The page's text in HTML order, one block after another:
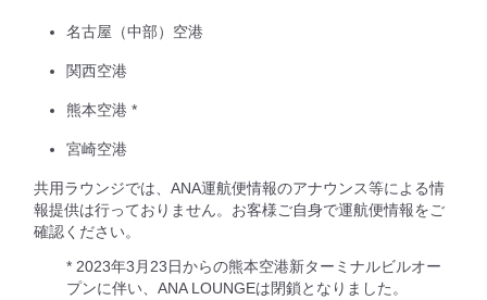
名古屋（中部）空港
関西空港
熊本空港 *
宮崎空港
共用ラウンジでは、ANA運航便情報のアナウンス等による情
報提供は行っておりません。お客様ご自身で運航便情報をご
確認ください。
* 2023年3月23日からの熊本空港新ターミナルビルオー
プンに伴い、ANA LOUNGEは閉鎖となりました。